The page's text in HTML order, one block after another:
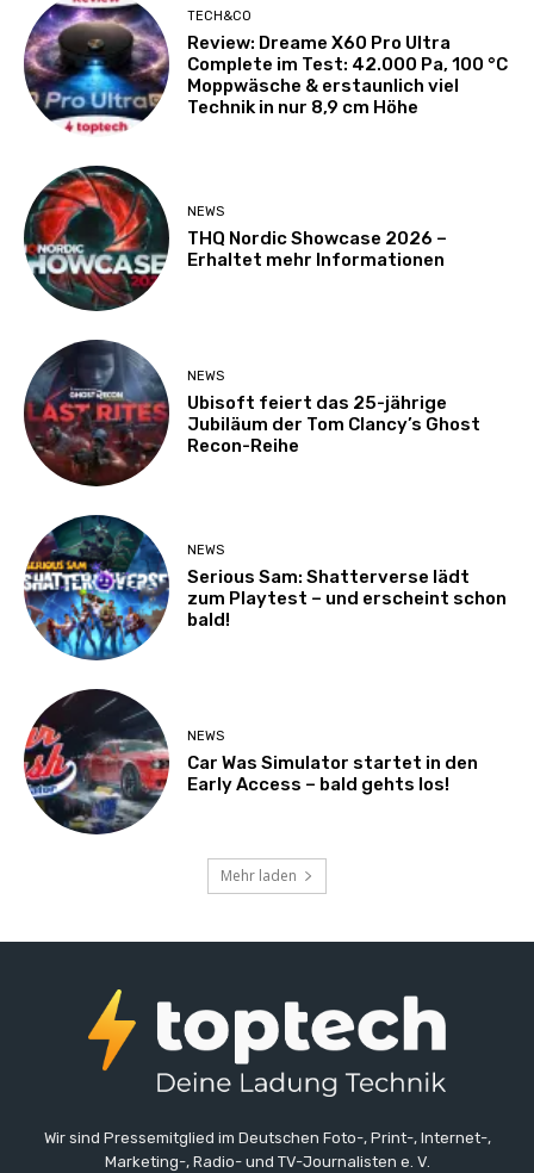
TECH&CO
Review: Dreame X60 Pro Ultra
Complete im Test: 42.000 Pa, 100 °C
Moppwäsche & erstaunlich viel
Technik in nur 8,9 cm Höhe
NEWS
THQ Nordic Showcase 2026 –
Erhaltet mehr Informationen
NEWS
Ubisoft feiert das 25-jährige
Jubiläum der Tom Clancy’s Ghost
Recon-Reihe
NEWS
Serious Sam: Shatterverse lädt
zum Playtest – und erscheint schon
bald!
NEWS
Car Was Simulator startet in den
Early Access – bald gehts los!
Mehr laden
Wir sind Pressemitglied im Deutschen Foto-, Print-, Internet-,
Marketing-, Radio- und TV-Journalisten e. V.